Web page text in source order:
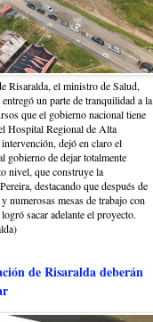
Risaralda, el ministro de Salud,
un parte de tranquilidad a la
que el gobierno nacional tiene
Hospital Regional de Alta
dejó en claro el
gobierno de dejar totalmente
nivel, que construye la
destacando que después de
numerosas mesas de trabajo con
sacar adelante el proyecto.
de Risaralda deberán